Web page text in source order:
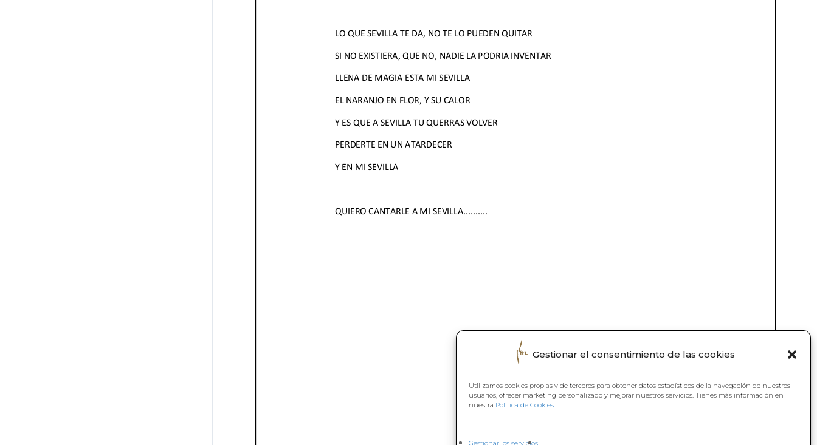
Gestionar el consentimiento de las cookies
Utilizamos cookies propias y de terceros para obtener datos estadísticos de la navegación de nuestros
usuarios, ofrecer marketing personalizado y mejorar nuestros servicios. Tienes más información en
nuestra Política de Cookies
Gestionar los servicios